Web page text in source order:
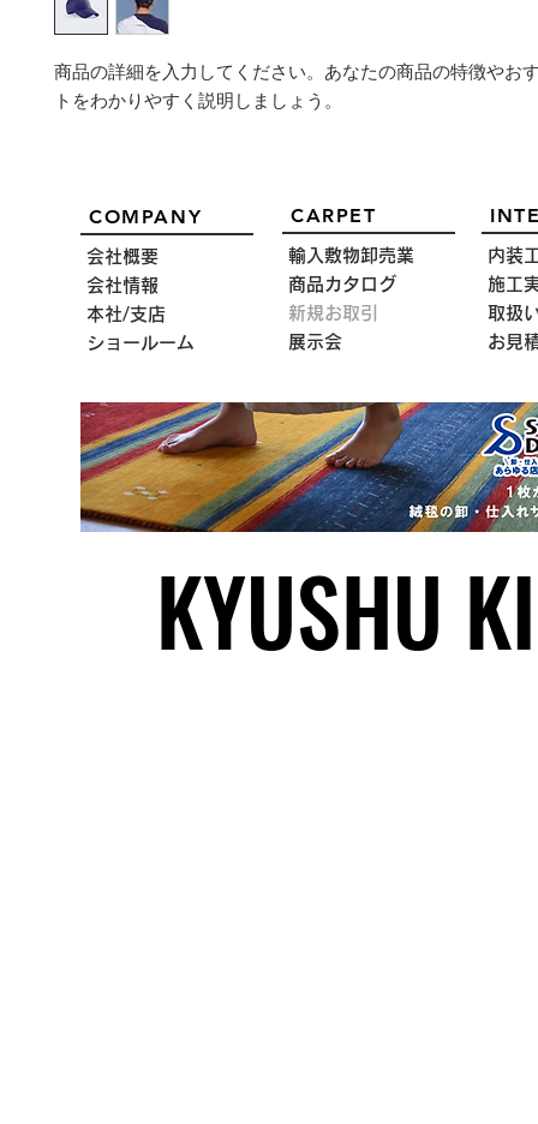
商品の詳細を入力してください。あなたの商品の特徴やお
トをわかりやすく説明しましょう。
COMPANY
会社概要
会社情報
本社/支店
ショールーム
CARPET
輸入敷物卸売業
商品カタログ
新規お取引
展示会
内装
施工
取扱
お見
KYUSHU